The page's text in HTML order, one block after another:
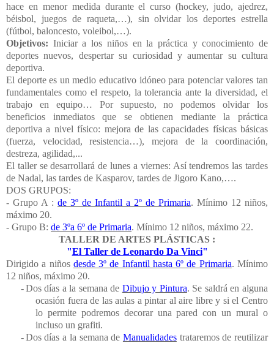
hace en menor medida durante el curso (hockey, judo, ajedrez,
béisbol, juegos de raqueta,…), sin olvidar los deportes estrella
(fútbol, baloncesto, voleibol,…).
Objetivos: Iniciar a los niños en la práctica y conocimiento de
deportes nuevos, despertar su curiosidad y aumentar su cultura
deportiva.
El deporte es un medio educativo idóneo para potenciar valores tan
fundamentales como el respeto, la tolerancia ante la diversidad, el
trabajo en equipo…
Por supuesto, no podemos olvidar los
beneficios inmediatos que se obtienen mediante la práctica
deportiva a nivel físico: mejora de las capacidades físicas básicas
(fuerza, velocidad, resistencia…), mejora de la coordinación,
destreza, agilidad,...
El taller se desarrollará de lunes a viernes: Así tendremos las tardes
de Nadal, las tardes de Kasparov, tardes de Jigoro Kano,….
DOS GRUPOS:
- Grupo A : de 3º de Infantil a 2º de Primaria. Mínimo 12 niños,
máximo 20.
- Grupo B: de 3ºa 6º de Primaria. Mínimo 12 niños, máximo 22.
TALLER DE ARTES PLÁSTICAS :
"El Taller de Leonardo Da Vinci"
Dirigido a niños desde 3º de Infantil hasta 6º de Primaria. Mínimo
12 niños, máximo 20.
-Dos días a la semana de Dibujo y Pintura. Se saldrá en alguna
ocasión fuera de las aulas a pintar al aire libre y si el Centro
lo permite podremos decorar una pared con un mural o
incluso un grafiti.
-Dos días a la semana de Manualidades trataremos de reutilizar